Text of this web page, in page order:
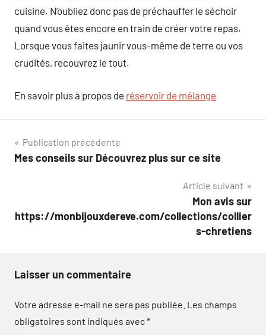
cuisine. N’oubliez donc pas de préchauffer le séchoir
quand vous êtes encore en train de créer votre repas.
Lorsque vous faites jaunir vous-même de terre ou vos
crudités, recouvrez le tout.
En savoir plus à propos de réservoir de mélange
Navigation
de
Publication précédente
Mes conseils sur Découvrez plus sur ce site
Article suivant
Mon avis sur
https://monbijouxdereve.com/collections/collier
s-chretiens
Laisser un commentaire
Votre adresse e-mail ne sera pas publiée. Les champs
obligatoires sont indiqués avec*